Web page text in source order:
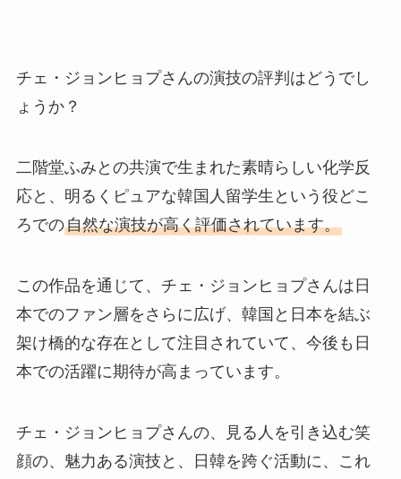
チェ・ジョンヒョプさんの演技の評判はどうでし
ょうか？
二階堂ふみとの共演で生まれた素晴らしい化学反
応と、明るくピュアな韓国人留学生という役どこ
ろでの自然な演技が高く評価されています。
この作品を通じて、チェ・ジョンヒョプさんは日
本でのファン層をさらに広げ、韓国と日本を結ぶ
架け橋的な存在として注目されていて、今後も日
本での活躍に期待が高まっています。
チェ・ジョンヒョプさんの、見る人を引き込む笑
顔の、魅力ある演技と、日韓を跨ぐ活動に、これ